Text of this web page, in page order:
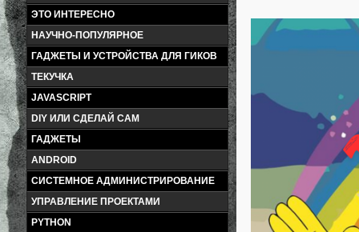
ЭТО ИНТЕРЕСНО
НАУЧНО-ПОПУЛЯРНОЕ
ГАДЖЕТЫ И УСТРОЙСТВА ДЛЯ ГИКОВ
ТЕКУЧКА
JAVASCRIPT
DIY ИЛИ СДЕЛАЙ САМ
ГАДЖЕТЫ
ANDROID
СИСТЕМНОЕ АДМИНИСТРИРОВАНИЕ
УПРАВЛЕНИЕ ПРОЕКТАМИ
PYTHON